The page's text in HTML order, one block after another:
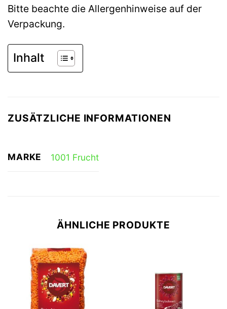
Bitte beachte die Allergenhinweise auf der
Verpackung.
Inhalt
ZUSÄTZLICHE INFORMATIONEN
MARKE 1001 Frucht
ÄHNLICHE PRODUKTE